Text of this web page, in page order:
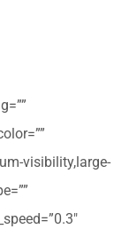
visibility,large-